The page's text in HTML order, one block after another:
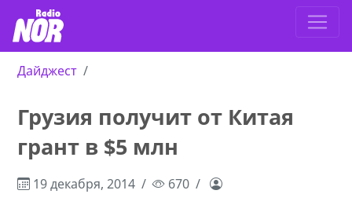
Дайджест
Грузия получит от Китая
грант в $5 млн
19 декабря, 2014 670